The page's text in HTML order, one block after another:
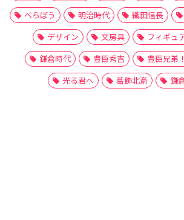
べらぼう
明治時代 織田信長
デザイン
文房具 フィギュ
鎌倉時代
豊臣秀吉 豊臣兄弟！
光る君へ
葛飾北斎 鎌